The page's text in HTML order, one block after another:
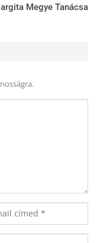
Megye Tanácsa